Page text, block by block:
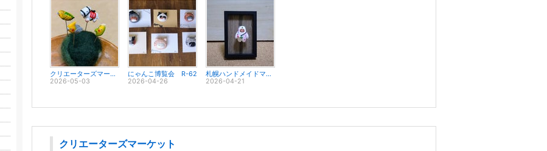
クリエーターズマーケット
2026-05-03
にゃんこ博覧会 R-62
2026-04-26
札幌ハンドメイドマルシェ
2026-04-21
クリエーターズマーケット